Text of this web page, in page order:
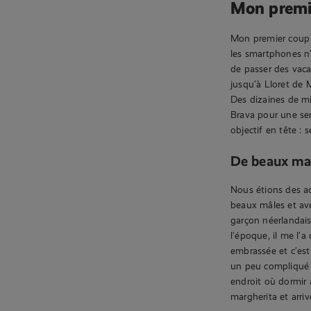
Mon
Mon premier
les smartphones
de passer des
jusqu’à Lloret de
Des dizaines de
Brava pour une
objectif en tête :
De beaux
Nous étions des
beaux mâles et
garçon
l’époque, il me
embrassée et
un peu
endroit où dormir
margherita et